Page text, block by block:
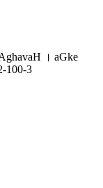
। aGke
100-3